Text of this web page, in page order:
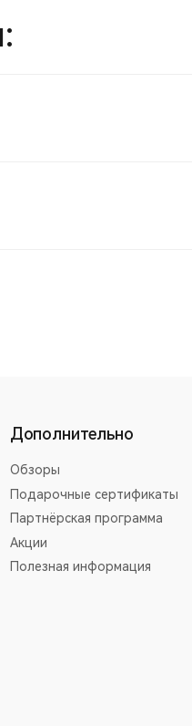
Дополнительно
Обзоры
Подарочные сертификаты
Партнёрская программа
Акции
Полезная информация